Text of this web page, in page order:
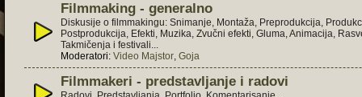
Filmmaking - generalno
Diskusije o filmmakingu: Snimanje, Montaža, Preprodukcija,
Postprodukcija, Efekti, Muzika, Zvučni efekti, Gluma, Animacija,
Takmičenja i festivali...
Moderatori: Video Majstor, Goja
Filmmakeri - predstavljanje i radovi